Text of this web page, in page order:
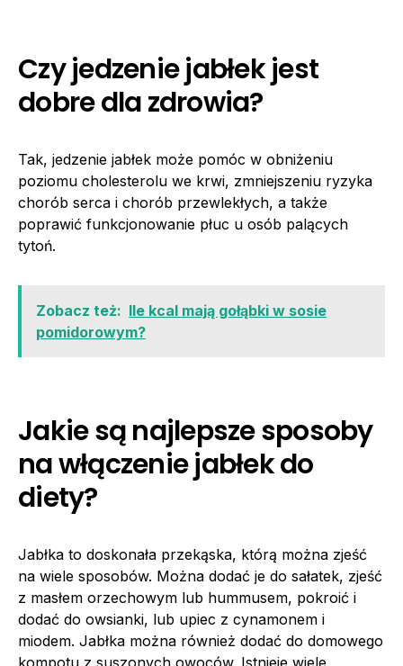
Czy jedzenie jabłek jest
dobre dla zdrowia?
Tak, jedzenie jabłek może pomóc w obniżeniu
poziomu cholesterolu we krwi, zmniejszeniu ryzyka
chorób serca i chorób przewlekłych, a także
poprawić funkcjonowanie płuc u osób palących
tytoń.
Zobacz też: Ile kcal mają gołąbki w sosie
pomidorowym?
Jakie są najlepsze sposoby
na włączenie jabłek do
diety?
Jabłka to doskonała przekąska, którą można zjeść
na wiele sposobów. Można dodać je do sałatek, zjeść
z masłem orzechowym lub hummusem, pokroić i
dodać do owsianki, lub upiec z cynamonem i
miodem. Jabłka można również dodać do domowego
kompotu z suszonych owoców. Istnieje wiele